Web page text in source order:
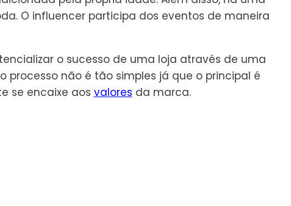
O influencer participa dos eventos de maneira
o sucesso de uma loja através de uma
processo não é tão simples já que o principal é
se encaixe aos valores da marca.